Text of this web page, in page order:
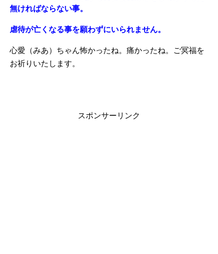
無ければならない事。
虐待が亡くなる事を願わずにいられません。
心愛（みあ）ちゃん怖かったね。痛かったね。ご冥福を
お祈りいたします。
スポンサーリンク